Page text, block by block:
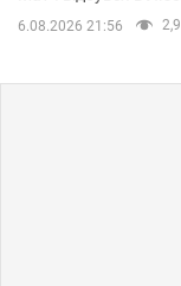
6.08.2026 21:56 2,9